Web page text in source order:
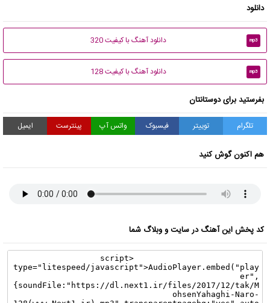
دانلود
mp3 دانلود آهنگ با کیفیت 320
mp3 دانلود آهنگ با کیفیت 128
بفرستید برای دوستانتان
تلگرام توییتر فیسبوک واتس آپ پینترست ایمیل
هم اکنون گوش کنید
کد پخش این آهنگ در سایت و وبلاگ شما